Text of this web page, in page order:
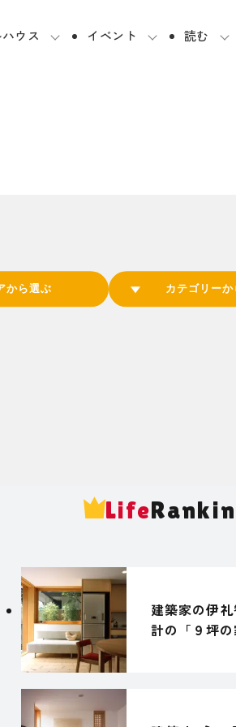
ウス イベント 読む
カテゴリーか
から選ぶ
Life
建築家の伊
計の「９坪の